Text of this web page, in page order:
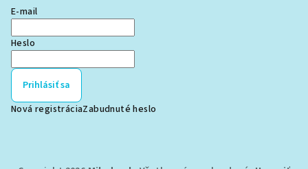
E-mail
Heslo
Prihlásiť sa
Nová registráciaZabudnuté heslo